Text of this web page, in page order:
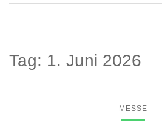
Tag: 1. Juni 2026
MESSE